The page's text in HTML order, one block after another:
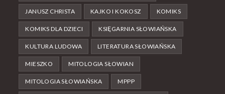
JANUSZ CHRISTA KAJKO I KOKOSZ KOMIKS
KOMIKS DLA DZIECI KSIĘGARNIA SŁOWIAŃSKA
KULTURA LUDOWA LITERATURA SŁOWIAŃSKA
MIESZKO MITOLOGIA SŁOWIAN
MITOLOGIA SŁOWIAŃSKA MPPP